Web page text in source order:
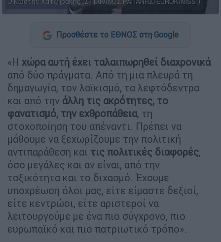
Προσθέστε το ΕΘΝΟΣ στη Google
«Η χώρα αυτή έχει ταλαιπωρηθεί διαχρονικά
από δύο πράγματα. Από τη μια πλευρά τη
δημαγωγία, τον λαϊκισμό, τα λεφτόδεντρα
και από την άλλη τις ακρότητες, το
φανατισμό, την εχθροπάθεια, τη
στοχοποίηση του απέναντι. Πρέπει να
μάθουμε να ξεχωρίζουμε την πολιτική
αντιπαράθεση και τις πολιτικές διαφορές,
όσο μεγάλες και αν είναι, από την
τοξικότητα και το διχασμό. Έχουμε
υποχρέωση όλοι μας, είτε είμαστε δεξιοί,
είτε κεντρώοι, είτε αριστεροί να
λειτουργούμε με ένα πιο σύγχρονο, πιο
ευρωπαϊκό και πιο πατριωτικό τρόπο».